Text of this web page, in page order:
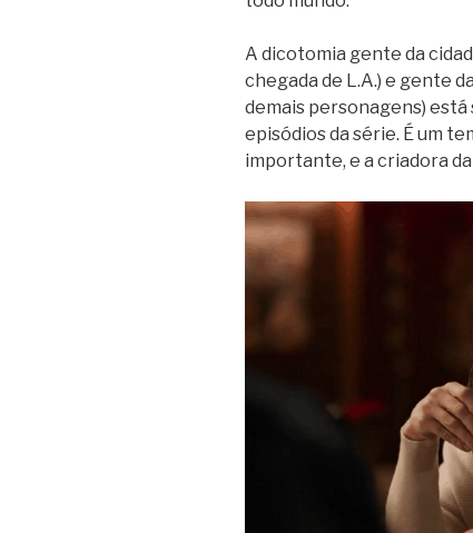
A dicotomia gente da
chegada de L.A.) e gente
demais personagens)
episódios da série. É um
importante, e a criadora